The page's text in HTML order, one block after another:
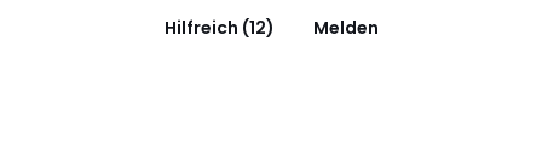
Hilfreich (12) Melden